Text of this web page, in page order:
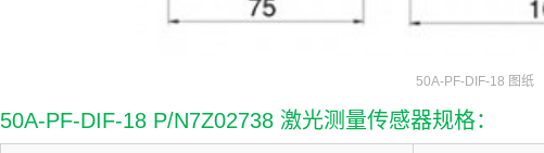
50A-PF-DIF-18 图纸
50A-PF-DIF-18 P/N7Z02738 激光测量传感器规格：